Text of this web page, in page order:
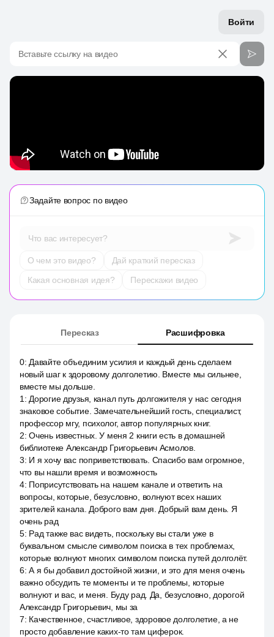
Войти
Вставьте ссылку на видео
Задайте вопрос по видео
Что вас интересует?
О чем это видео?
Дай краткий пересказ
Какая основная идея?
Перескажи видео
Пересказ Расшифровка
0: Давайте объединим усилия и каждый день сделаем
новый шаг к здоровому долголетию. Вместе мы сильнее,
вместе мы дольше.
1 : Дорогие друзья, канал путь долгожителя у нас сегодня
знаковое событие. Замечательнейший гость, специалист,
профессор мгу, психолог, автор популярных книг.
2:Очень известных. У меня 2 книги есть в домашней
библиотеке Александр Григорьевич Асмолов.
3: И я хочу вас поприветствовать. Спасибо вам огромное,
что вы нашли время и возможность
4: Поприсутствовать на нашем канале и ответить на
вопросы, которые, безусловно, волнуют всех наших
зрителей канала. Доброго вам дня. Добрый вам день. Я
очень рад
5: Рад также вас видеть, поскольку вы стали уже в
буквальном смысле символом поиска в тех проблемах,
которые волнуют многих символом поиска путей долголёт.
6:А я бы добавил достойной жизни, и это для меня очень
важно обсудить те моменты и те проблемы, которые
волнуют и вас, и меня. Буду рад. Да, безусловно, дорогой
Александр Григорьевич, мы за
7: Качественное, счастливое, здоровое долголетие, а не
просто добавление каких-то там циферок.